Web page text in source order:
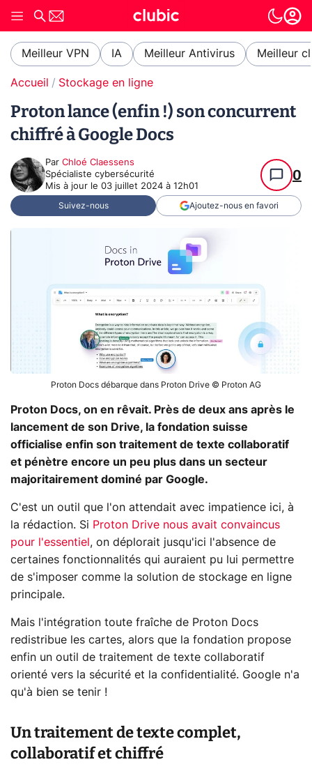
Meilleur VPN IA Meilleur Antivirus Meilleur
Accueil Stockage en ligne
Proton lance (enfin !) son concurrent
chiffré à Google Docs
Par Chloé Claessens
Spécialiste cybersécurité
Mis à jour le 03 juillet 2024 à 12h01
0
Suivez-nous Ajoutez-nous en favori
Proton Docs débarque dans Proton Drive © Proton AG
Proton Docs, on en rêvait. Près de deux ans après le
lancement de son Drive, la fondation suisse
officialise enfin son traitement de texte collaboratif
et pénètre encore un peu plus dans un secteur
majoritairement dominé par Google.
C'est un outil que l'on attendait avec impatience ici, à
la rédaction. Si Proton Drive nous avait convaincus
pour l'essentiel , on déplorait jusqu'ici l'absence de
certaines fonctionnalités qui auraient pu lui permettre
de s'imposer comme la solution de stockage en ligne
principale.
Mais l'intégration toute fraîche de Proton Docs
redistribue les cartes, alors que la fondation propose
enfin un outil de traitement de texte collaboratif
orienté vers la sécurité et la confidentialité. Google n'a
qu'à bien se tenir !
Un traitement de texte complet,
collaboratif et chiffré